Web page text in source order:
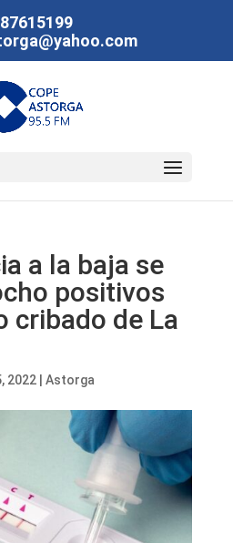
a la baja se
positivos
cribado de La
2022| Astorga